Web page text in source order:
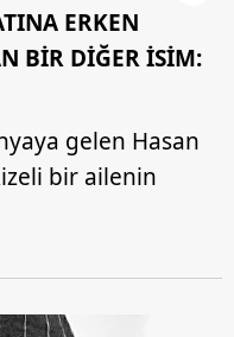
ERKEN
BİR DİĞER İSİM:
gelen Hasan
bir ailenin